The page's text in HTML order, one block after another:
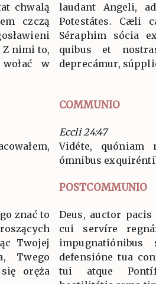
chwalą
czczą
Z nimi to,
w
laudant Angeli,
Potestátes. Cæli
Séraphim sócia
quibus et
deprecámur,
COMMUNIO
Eccli 24:47
Vidéte,
ómnibus
POSTCOMMUNIO
znać to
Twojej
Twego
oręża
Deus, auctor
cui servíre
defensióne tua
tui atque